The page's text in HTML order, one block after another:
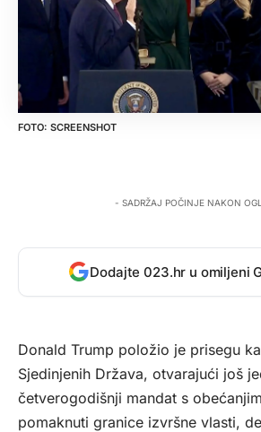
SCREENSHOT
- SADRŽAJ POČINJE NAKON
Dodajte 023.hr u omiljeni
Donald Trump položio je prisegu
Sjedinjenih Država, otvarajući još
četverogodišnji mandat s
pomaknuti granice izvršne vlasti,